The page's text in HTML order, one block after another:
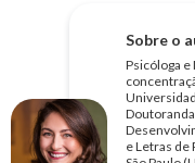
Sobre o
Psicóloga
e Letras de